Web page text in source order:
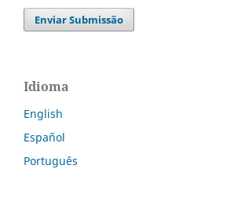
Enviar Submissão
Idioma
English
Español
Português